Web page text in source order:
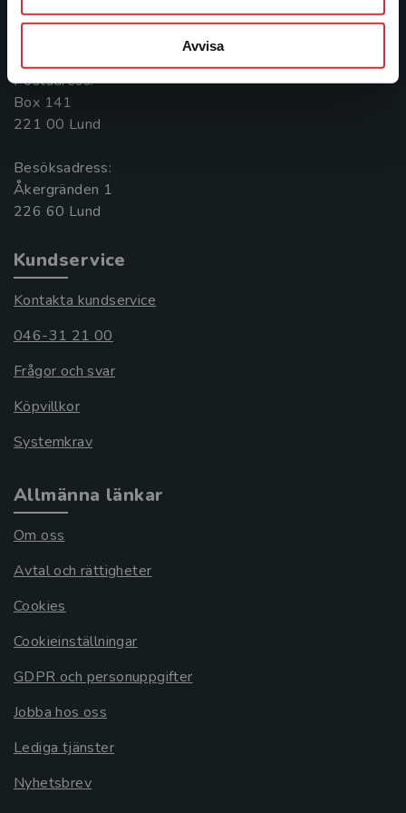
Avvisa
Kontakta oss
Postadress:
Box 141
221 00 Lund
Besöksadress:
Åkergränden 1
Kundservice
Kontakta kundservice
046-31 21 00
Frågor och svar
Köpvillkor
Systemkrav
Allmänna länkar
Om oss
Avtal och rättigheter
Cookies
Cookieinställningar
GDPR och personuppgifter
Jobba hos oss
Lediga tjänster
Nyhetsbrev